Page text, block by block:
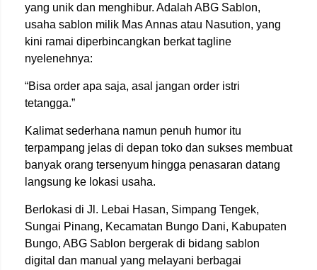
yang unik dan menghibur. Adalah ABG Sablon,
usaha sablon milik Mas Annas atau Nasution, yang
kini ramai diperbincangkan berkat tagline
nyelenehnya:
“Bisa order apa saja, asal jangan order istri
tetangga.”
Kalimat sederhana namun penuh humor itu
terpampang jelas di depan toko dan sukses membuat
banyak orang tersenyum hingga penasaran datang
langsung ke lokasi usaha.
Berlokasi di Jl. Lebai Hasan, Simpang Tengek,
Sungai Pinang, Kecamatan Bungo Dani, Kabupaten
Bungo, ABG Sablon bergerak di bidang sablon
digital dan manual yang melayani berbagai